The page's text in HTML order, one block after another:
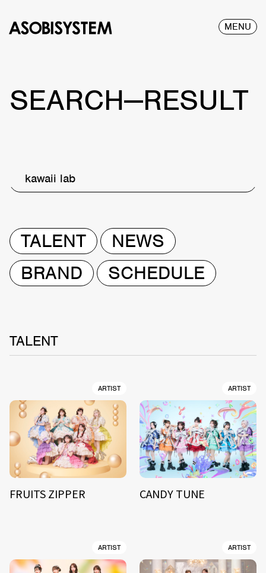
MENU
SEARCH—RESULT
kawaii lab
TALENT
NEWS
BRAND
SCHEDULE
TALENT
ARTIST
FRUITS ZIPPER
ARTIST
CANDY TUNE
ARTIST ARTIST